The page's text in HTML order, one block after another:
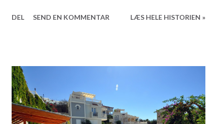
lufthavn. Også i Alanay er der nogle spændende nye
øjensynligt er 35 meter bred. Vejen starter ved indgangen
til Alanya ved Luna Park/ Dinek området og slutter lige før
Dim floden ved Tosmur. Den ny ringvej går under navnet 50
meter vejen og konstruktionen er denne er allerede i
DEL SEND EN KOMMENTAR LÆS HELE HISTORIEN »